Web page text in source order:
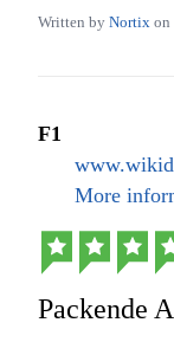
wird hierbei als
gezeichnet,
bröckelnde
importiert
Filme, Serien
es für mich
sucht sollte
Written by Nortix on
F1
More
Packende